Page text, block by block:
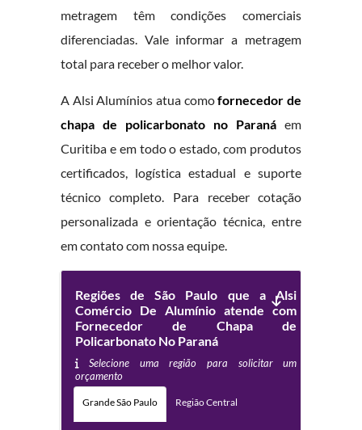
metragem têm condições comerciais
diferenciadas. Vale informar a metragem
total para receber o melhor valor.
A Alsi Alumínios atua comofornecedor de
chapa de policarbonato no Paraná em
Curitiba e em todo o estado, com produtos
certificados, logística estadual e suporte
técnico completo. Para receber cotação
personalizada e orientação técnica, entre
em contato com nossa equipe.
Regiões de São Paulo que a Alsi
Comércio De Alumínio atende com
Fornecedor de Chapa de
Policarbonato No Paraná
Selecione uma região para solicitar um
orçamento
Grande São Paulo Região Central